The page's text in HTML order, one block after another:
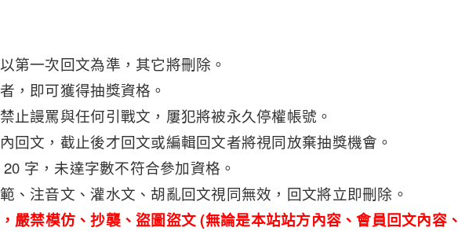
第一次回文為準，其它將刪除。
，即可獲得抽獎資格。
止謾罵與任何引戰文，屢犯將被永久停權帳號。
回文，截止後才回文或編輯回文者將視同放棄抽獎機會。
字，未達字數不符合參加資格。
、注音文、灌水文、胡亂回文視同無效，回文將立即刪除。
嚴禁模仿、抄襲、盜圖盜文 (無論是本站站方內容、會員回文內容、